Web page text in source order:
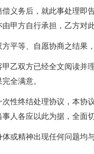
偿义务后，就此事处理即
甲方自行承担，乙方对
平等、自愿协商之结果
甲乙双方已经全文阅读并
全满意。
性终结处理协议，本协
人各应以此为据，全面
或精神出现任何问题均